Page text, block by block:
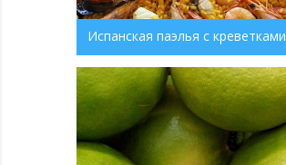
Испанская паэлья с креветками